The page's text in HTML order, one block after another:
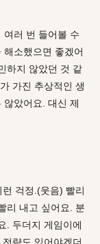
여러 번 들어볼 수
소했으면 좋겠어
하지 않았던 것 같
가진 추상적인 생
았어요. 대신 제
걱정.(웃음) 빨리
리 내고 싶어요. 분
. 두더지 게임이에